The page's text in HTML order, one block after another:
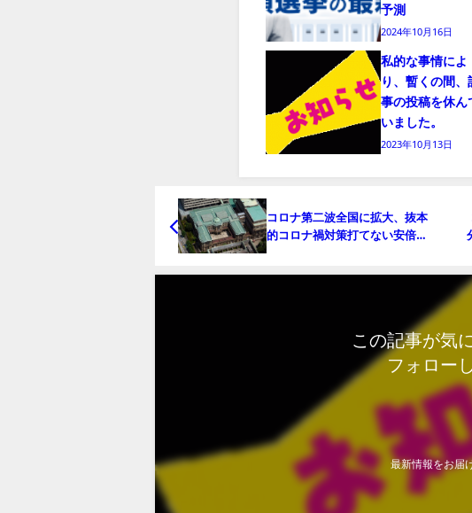
予測
2024年10月16日
私的な事情によ
り、暫くの間、
事の投稿を休ん
いました。
2023年10月13日
コロナ第二波全国に拡大、抜本
的コロナ禍対策打てない安倍政
権−政権維持の9月総選挙への備
え急務
この記事が気
フォロー
最新情報をお届